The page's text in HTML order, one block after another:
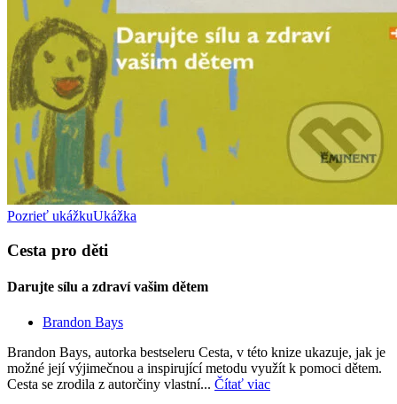
Pozrieť ukážkuUkážka
Cesta pro děti
Darujte sílu a zdraví vašim dětem
Brandon Bays
Brandon Bays, autorka bestseleru Cesta, v této knize ukazuje, jak je
možné její výjimečnou a inspirující metodu využít k pomoci dětem.
Cesta se zrodila z autorčiny vlastní... Čítať viac